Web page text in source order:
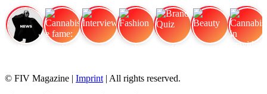
© FIV Magazine | Imprint | All rights reserved.